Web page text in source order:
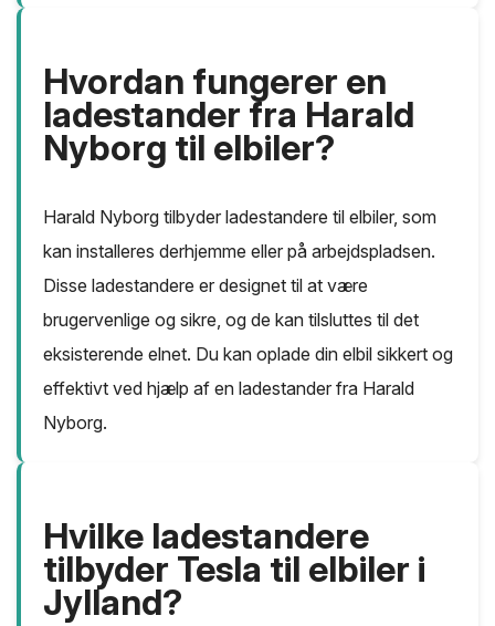
Hvordan fungerer en
ladestander fra Harald
Nyborg til elbiler?
Harald Nyborg tilbyder ladestandere til elbiler, som
kan installeres derhjemme eller på arbejdspladsen.
Disse ladestandere er designet til at være
brugervenlige og sikre, og de kan tilsluttes til det
eksisterende elnet. Du kan oplade din elbil sikkert og
effektivt ved hjælp af en ladestander fra Harald
Nyborg.
Hvilke ladestandere
tilbyder Tesla til elbiler i
Jylland?